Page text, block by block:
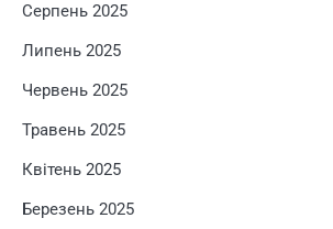
Серпень 2025
Липень 2025
Червень 2025
Травень 2025
Квітень 2025
Березень 2025